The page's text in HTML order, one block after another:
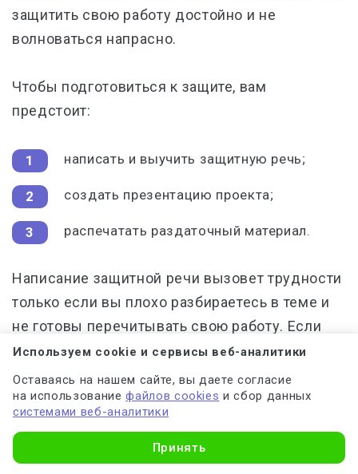
защитить свою работу достойно и не
волноваться напрасно.
Чтобы подготовиться к защите, вам
предстоит:
написать и выучить защитную речь;
создать презентацию проекта;
распечатать раздаточный материал.
Написание защитной речи вызовет трудности
только если вы плохо разбираетесь в теме и
не готовы перечитывать свою работу. Если
готовы совершить финальный рывок —
перечитайте свою ВКР несколько раз и
действуйте по плану, который мы подробно
описали в статье о подготовке защитной речи.
Лайфхаки на защите:
Используем cookie и сервисы веб-аналитики
Оставаясь на нашем сайте, вы даете согласие
на использованиефайлов cookies и сбор данных
системами веб-аналитики
Принять